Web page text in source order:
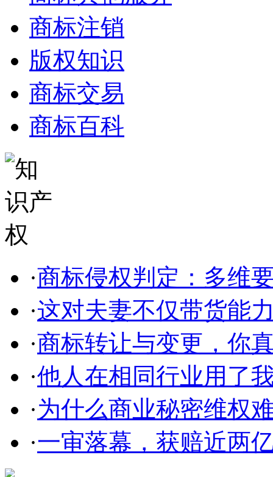
商标注销
版权知识
商标交易
商标百科
·商标侵权判定：多维
·这对夫妻不仅带货能
·商标转让与变更，你
·他人在相同行业用了
·为什么商业秘密维权
·一审落幕，获赔近两